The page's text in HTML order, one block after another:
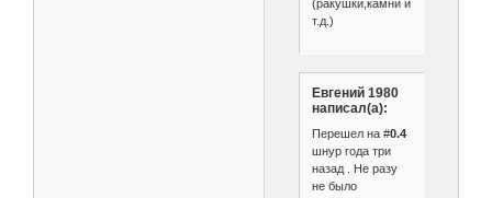
(ракушки,камни и
т.д.)
Евгений 1980
написал(а):
Перешел на #0.4
шнур года три
назад . Не разу
не было